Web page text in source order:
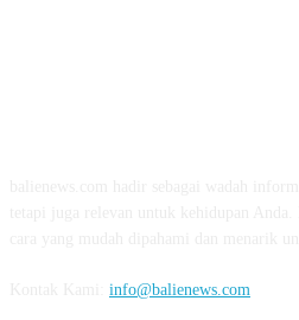
info@balienews.com